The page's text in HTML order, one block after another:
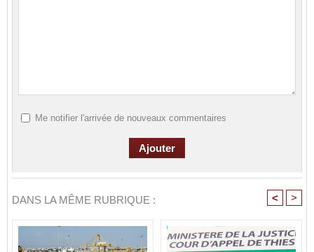
Me notifier l'arrivée de nouveaux commentaires
DANS LA MÊME RUBRIQUE : < >